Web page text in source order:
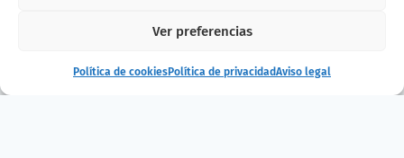
Ver preferencias
Política de cookiesPolítica de privacidadAviso legal